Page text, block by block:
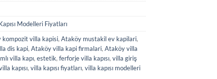
Modelleri Fiyatları
kompozit villa kapisi, Ataköy mustakil ev kapilari,
dis kapi, Ataköy villa kapi firmalari, Ataköy villa
villa kapı, estetik, ferforje villa kapısı, villa giriş
kapısı, villa kapısı fiyatları, villa kapısı modelleri